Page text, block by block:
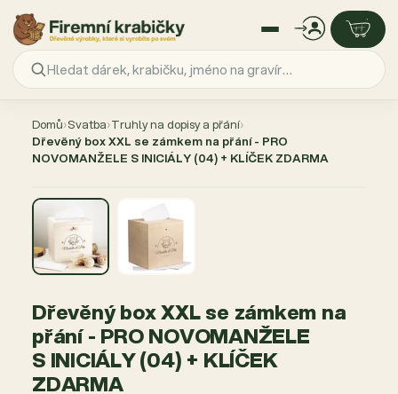
obsah
Domů›Svatba›Truhly na dopisy a přání›
Dřevěný box XXL se zámkem na přání - PRO
NOVOMANŽELE S INICIÁLY (04) + KLÍČEK ZDARMA
Dřevěný box XXL se zámkem na
přání - PRO NOVOMANŽELE
S INICIÁLY (04) + KLÍČEK
ZDARMA